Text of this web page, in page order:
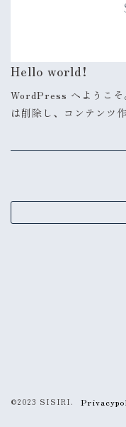
Hello world!
WordPress へようこそ
は削除し、コンテンツ
©2023 SISIRI.